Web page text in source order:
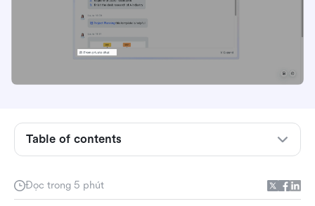
Đọc trong 5 phút
Table of contents
Xem các cuộc trò chuyện và tin nhắn trong Tài
liệu đám mây